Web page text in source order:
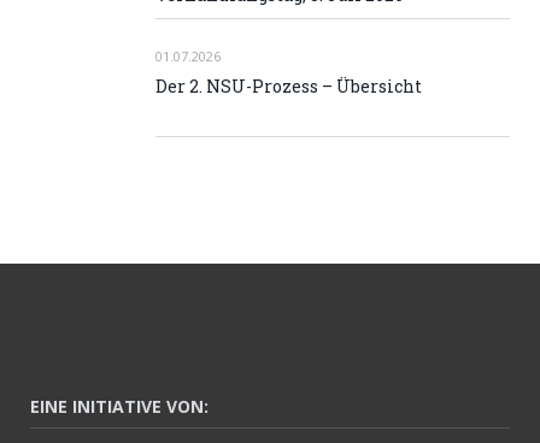
01.07.2026
Der 2. NSU-Prozess – Übersicht
EINE INITIATIVE VON: